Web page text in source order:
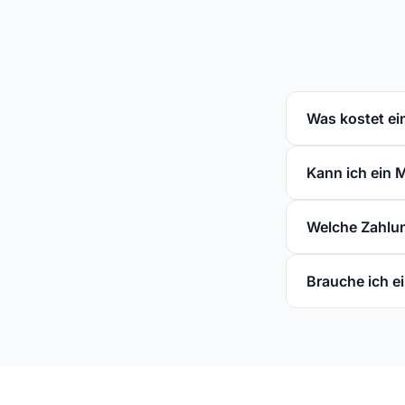
Was kostet
Kann ich ein
Welche
Brauche ich